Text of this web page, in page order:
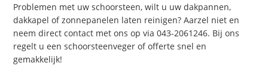
Problemen met uw schoorsteen, wilt u uw dakpannen,
dakkapel of zonnepanelen laten reinigen? Aarzel niet en
neem direct contact met ons op via 043-2061246. Bij ons
regelt u een schoorsteenveger of offerte snel en
gemakkelijk!